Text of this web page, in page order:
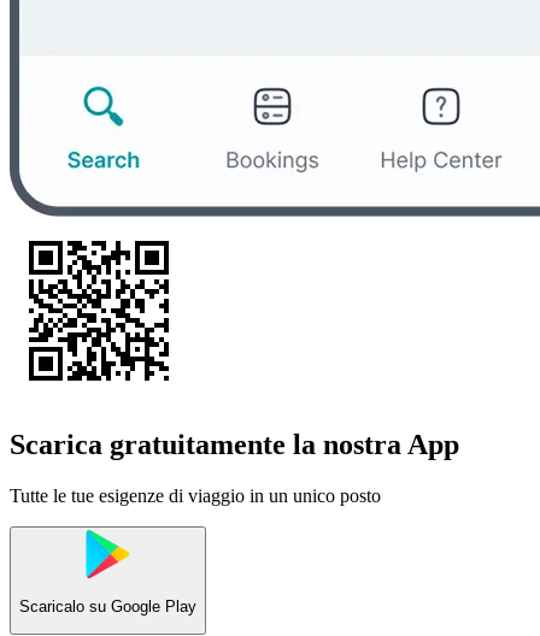
Scarica gratuitamente la nostra App
Tutte le tue esigenze di viaggio in un unico posto
Scaricalo su Google Play